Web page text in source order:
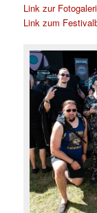
Link zur
Link zum